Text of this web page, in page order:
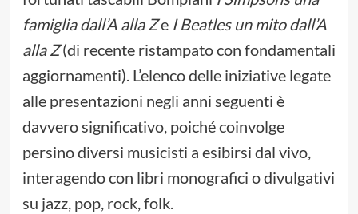
famiglia dall’A alla Ze I Beatles un mito dall’A
alla Z(di recente ristampato con fondamentali
aggiornamenti). L’elenco delle iniziative legate
alle presentazioni negli anni seguenti è
davvero significativo, poiché coinvolge
persino diversi musicisti a esibirsi dal vivo,
interagendo con libri monografici o divulgativi
su jazz, pop, rock, folk.